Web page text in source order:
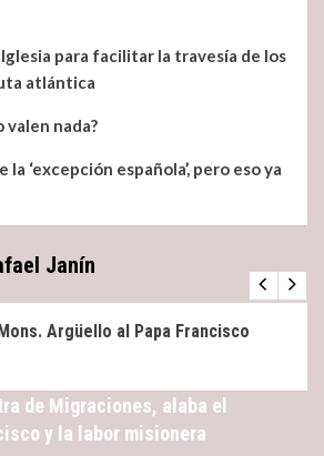
para facilitar la travesía de los
atlántica
valen nada?
la ‘excepción española’, pero eso ya
Janín
Argüello al Papa Francisco
de Migraciones, alaba el
y la labor misionera